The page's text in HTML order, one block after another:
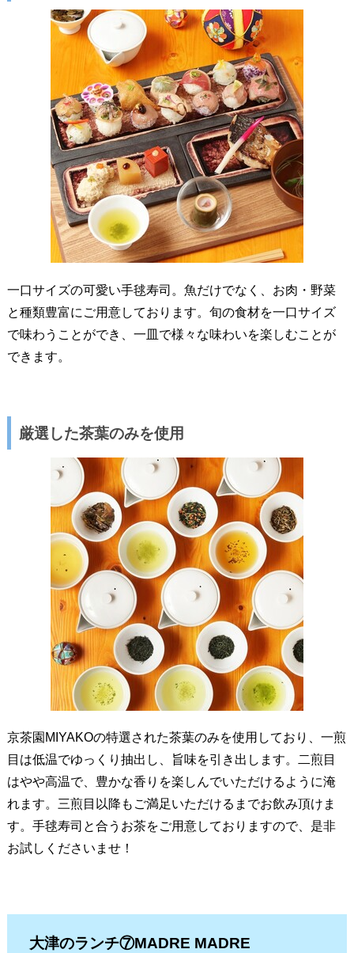
一口サイズの可愛い手毬寿司。魚だけでなく、お肉・野菜
と種類豊富にご用意しております。旬の食材を一口サイズ
で味わうことができ、一皿で様々な味わいを楽しむことが
できます。
厳選した茶葉のみを使用
京茶園MIYAKOの特選された茶葉のみを使用しており、一煎
目は低温でゆっくり抽出し、旨味を引き出します。二煎目
はやや高温で、豊かな香りを楽しんでいただけるように淹
れます。三煎目以降もご満足いただけるまでお飲み頂けま
す。手毬寿司と合うお茶をご用意しておりますので、是非
お試しくださいませ！
大津のランチ⑦MADRE MADRE